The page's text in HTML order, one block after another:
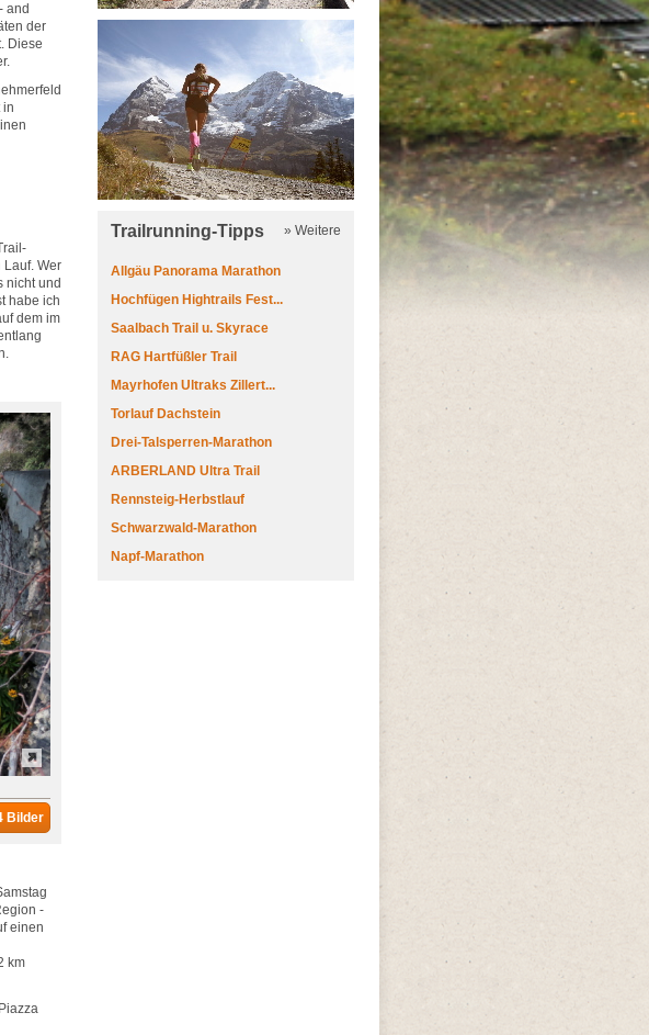
and
der
Diese
in
Lauf. Wer
nicht und
habe ich
dem im
Bilder
-
einen
km
Trailrunning-Tipps » Weitere
Allgäu Panorama Marathon
Hochfügen Hightrails Fest...
Saalbach Trail u. Skyrace
RAG Hartfüßler Trail
Mayrhofen Ultraks Zillert...
Torlauf Dachstein
Drei-Talsperren-Marathon
ARBERLAND Ultra Trail
Rennsteig-Herbstlauf
Schwarzwald-Marathon
Napf-Marathon